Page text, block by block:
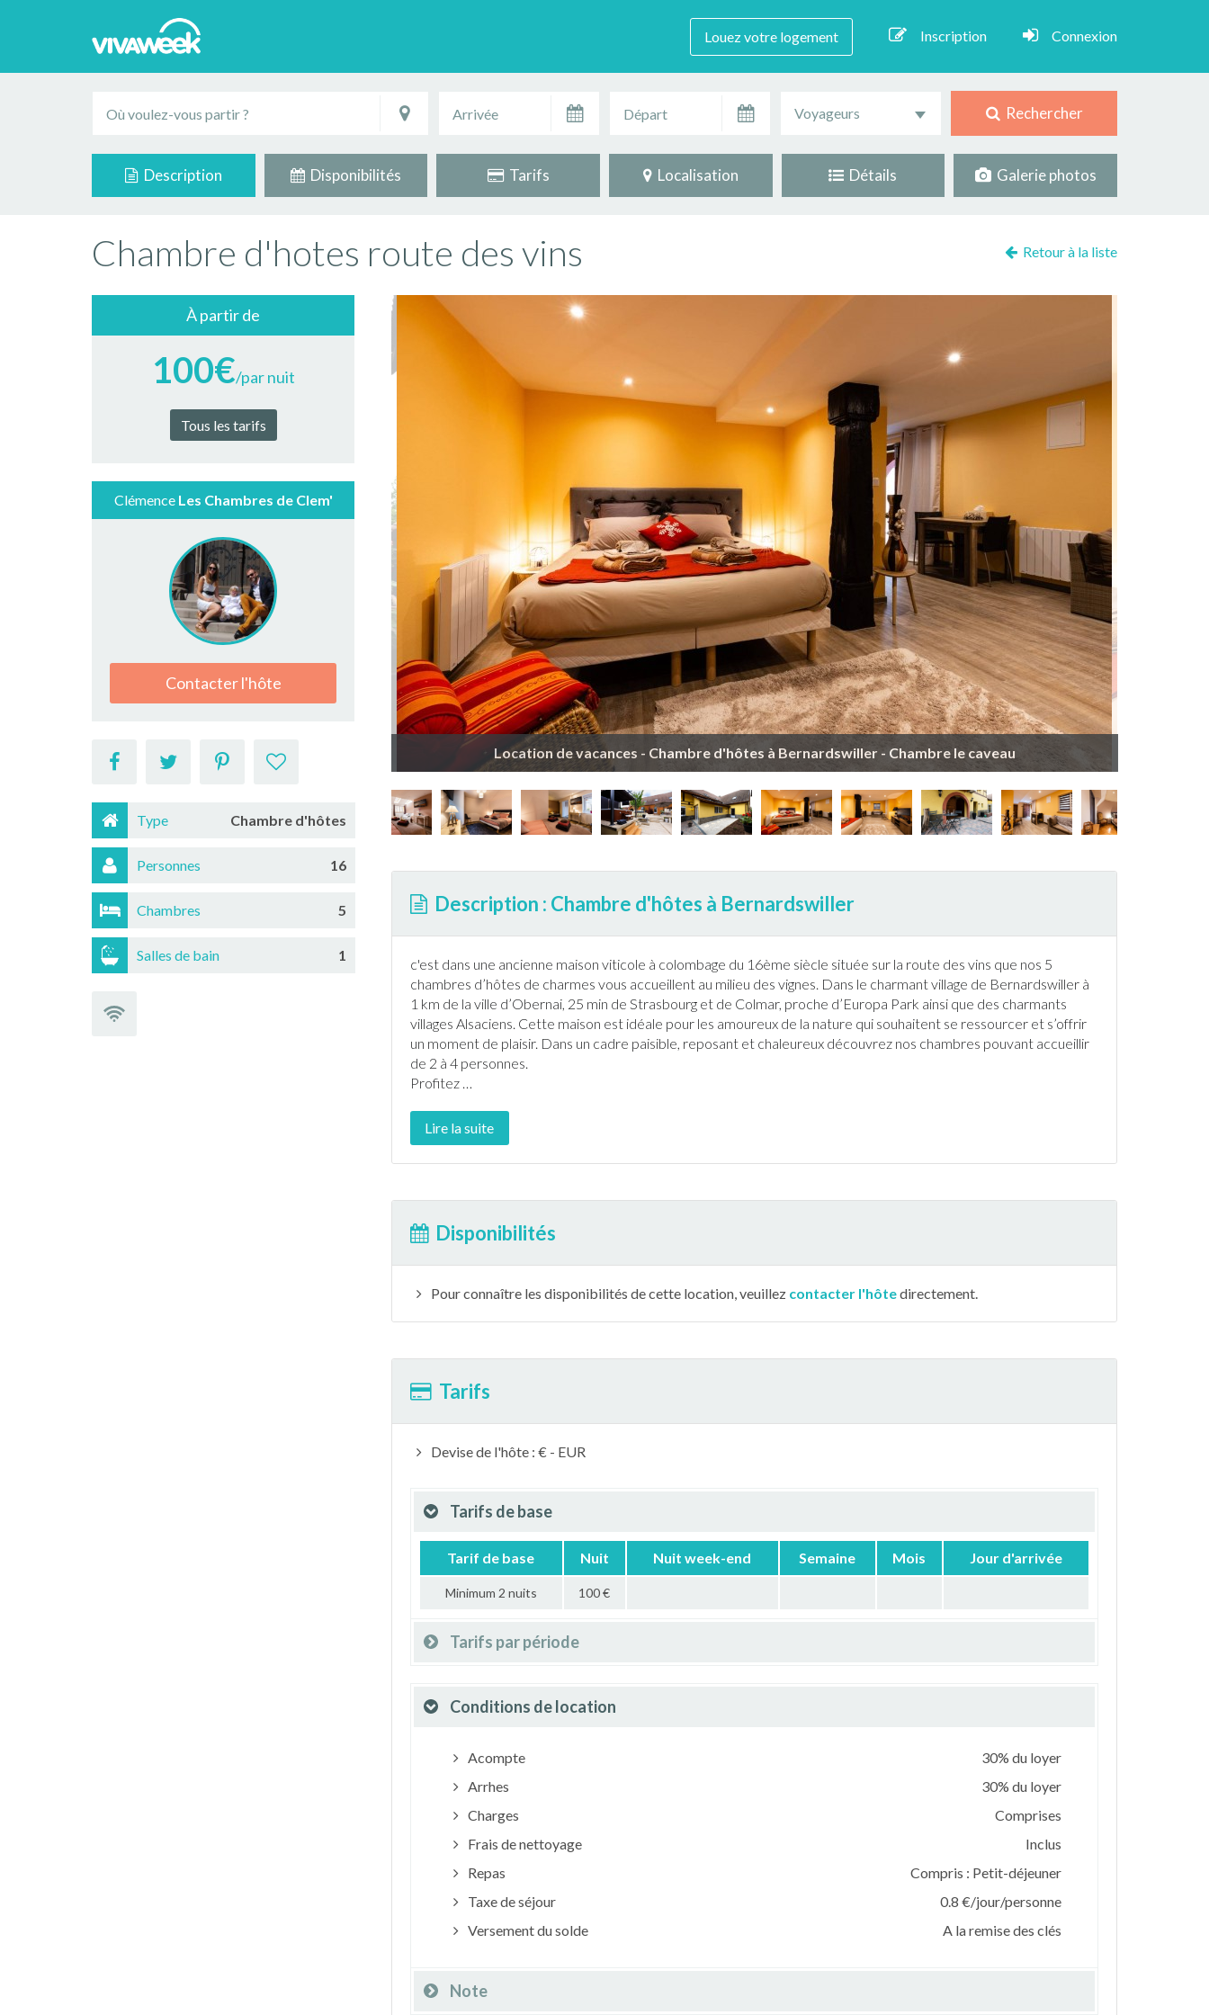
Louez votre logement Inscription Connexion
Voyageurs Rechercher
Description Disponibilités Tarifs Localisation Détails Galerie photos
Chambre d'hotes route des vins Retour à la liste
À partir de
100€/par nuit
Tous les tarifs
Clémence Les Chambres de Clem'
Contacter l'hôte
Type Chambre d'hôtes
Personnes 16
Chambres 5
Salles de bain 1
Location de vacances - Chambre d'hôtes à Bernardswiller - Chambre le caveau
Description : Chambre d'hôtes à Bernardswiller
c'est dans une ancienne maison viticole à colombage du 16ème siècle située sur la route des vins que nos 5
chambres d’hôtes de charmes vous accueillent au milieu des vignes. Dans le charmant village de Bernardswillerà
1 km de la ville d’Obernai, 25 min de Strasbourg et de Colmar, proche d’Europa Park ainsi que des charmants
villages Alsaciens. Cette maison est idéale pour les amoureux de la nature qui souhaitent se ressourcer et s’offrir
un moment de plaisir. Dans un cadre paisible, reposant et chaleureux découvrez nos chambres pouvant accueillir
de 2 à 4 personnes.
Profitez …
Lire la suite
Disponibilités
Pour connaître les disponibilités de cette location, veuillez contacter l'hôtedirectement.
Tarifs
Devise de l'hôte : € - EUR
Tarifs de base
Tarif de base Nuit Nuit week-end Semaine Mois Jour d'arrivée
Minimum 2 nuits 100 €
Tarifs par période
Conditions de location
Acompte
30% du loyer
Arrhes
30% du loyer
Charges
Comprises
Frais de nettoyage
Inclus
Repas
Compris : Petit-déjeuner
Taxe de séjour
0.8 €/jour/personne
Versement du solde
A la remise des clés
Note